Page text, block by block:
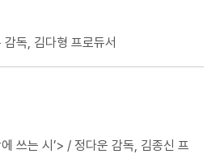
독, 김다형 프로듀서
쓰는 시’> / 정다운 감독, 김종신 프